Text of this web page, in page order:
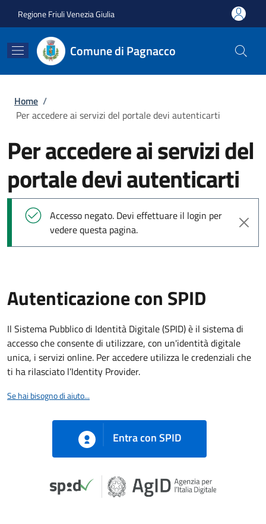
Regione Friuli Venezia Giulia
Comune di Pagnacco
Briciole di pane
Home /
Per accedere ai servizi del portale devi autenticarti
Per accedere ai servizi del
portale devi autenticarti
Messaggio di stato
Accesso negato. Devi effettuare il login per
vedere questa pagina.
Autenticazione con SPID
Il Sistema Pubblico di Identità Digitale (SPID) è il sistema di
accesso che consente di utilizzare, con un'identità digitale
unica, i servizi online. Per accedere utilizza le credenziali che
ti ha rilasciato l’Identity Provider.
Se hai bisogno di aiuto...
Entra con SPID